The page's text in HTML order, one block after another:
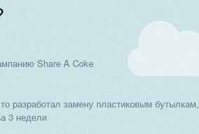
Share A Coke
разработал замену пластиковым бутылкам,
3 недели